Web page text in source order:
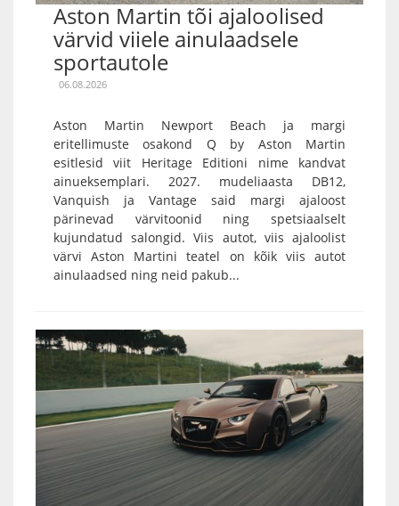
Aston Martin tõi ajaloolised
värvid viiele ainulaadsele
sportautole
06.08.2026
Aston Martin Newport Beach ja margi
eritellimuste osakond Q by Aston Martin
esitlesid viit Heritage Editioni nime kandvat
ainueksemplari. 2027. mudeliaasta DB12,
Vanquish ja Vantage said margi ajaloost
pärinevad värvitoonid ning spetsiaalselt
kujundatud salongid. Viis autot, viis ajaloolist
värvi Aston Martini teatel on kõik viis autot
ainulaadsed ning neid pakub...